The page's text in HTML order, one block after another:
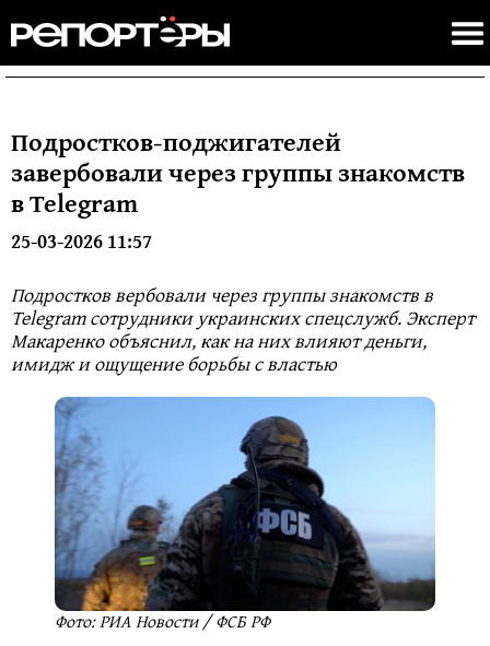
Подростков-поджигателей
завербовали через группы знакомств
в Telegram
25-03-2026 11:57
Подростков вербовали через группы знакомств в
Telegram сотрудники украинских спецслужб. Эксперт
Макаренко объяснил, как на них влияют деньги,
имидж и ощущение борьбы с властью
Фото: РИА Новости / ФСБ РФ